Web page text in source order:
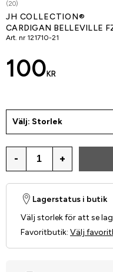
(20)
JH COLLECTION®
CARDIGAN BELLEVILLE
Art. nr 121710-21
100 KR
Välj: Storlek
- +
Lagerstatus i butik
Välj storlek för att se
Favoritbutik: Välj